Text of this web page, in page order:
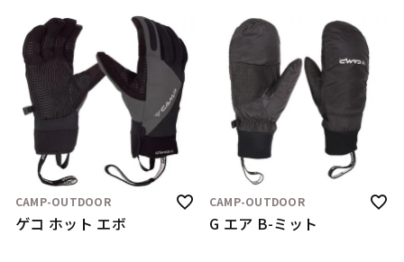
CAMP-OUTDOOR
ゲコ ホット エボ
CAMP-OUTDOOR
G エア B-ミット